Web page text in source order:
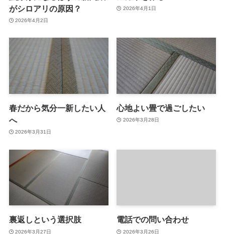
がシロアリの原因？
2026年4月2日
2026年4月1日
春だから気分一新したい人
へ
2026年3月31日
心地よい畳で過ごしたい
2026年3月28日
裏返しという選択肢
2026年3月27日
電話での問い合わせ
2026年3月26日